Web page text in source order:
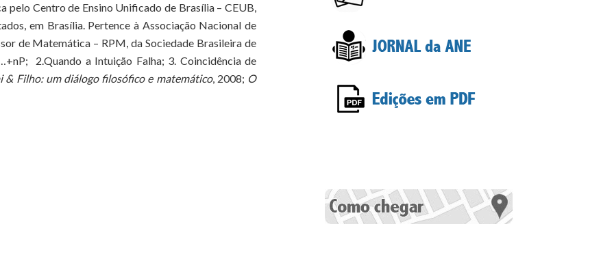
pelo Centro de Ensino Unificado de Brasília – CEUB,
em Brasília. Pertence à Associação Nacional de
de Matemática – RPM, da Sociedade Brasileira de
2.Quando a Intuição Falha; 3. Coincidência de
& Filho: um diálogo filosófico e matemático, 2008; O